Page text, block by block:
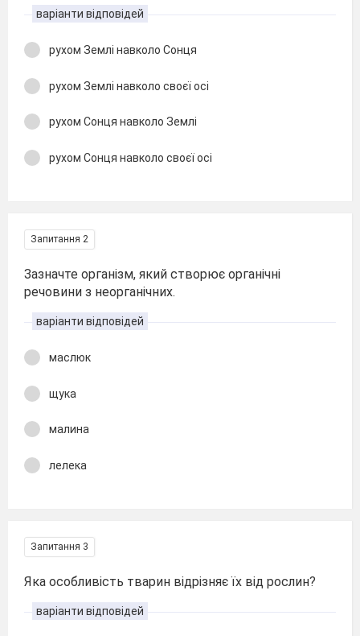
варіанти відповідей
рухом Землі навколо Сонця
рухом Землі навколо своєї осі
рухом Сонця навколо Землі
рухом Сонця навколо своєї осі
Запитання 2
Зазначте організм, який створює органічні
речовини з неорганічних.
варіанти відповідей
маслюк
щука
малина
лелека
Запитання 3
Яка особливість тварин відрізняє їх від рослин?
варіанти відповідей